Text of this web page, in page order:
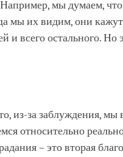
мы думаем,
мы их видим, они
и всего остального. Но
из-за заблуждения, мы
относительно
– это вторая